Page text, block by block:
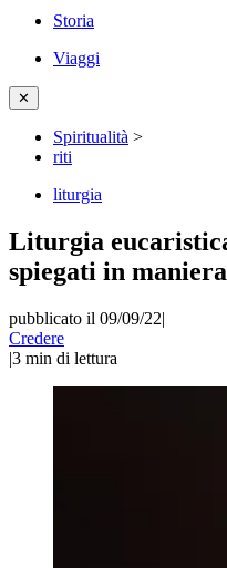
Storia
Viaggi
✕
Spiritualità >
riti
liturgia
Liturgia
spiegati in
pubblicato il 09/09/22|
Credere
|3 min di lettura